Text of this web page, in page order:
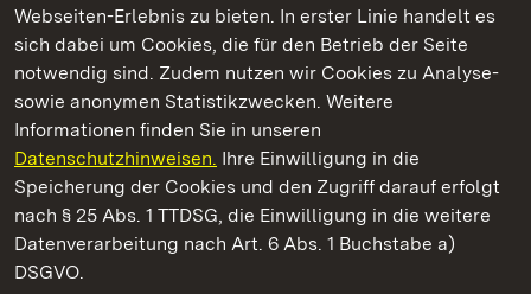
Webseiten-Erlebnis zu bieten. In erster Linie handelt es
sich dabei um Cookies, die für den Betrieb der Seite
notwendig sind. Zudem nutzen wir Cookies zu Analyse-
sowie anonymen Statistikzwecken. Weitere
Informationen finden Sie in unseren
Datenschutzhinweisen. Ihre Einwilligung in die
Speicherung der Cookies und den Zugriff darauf erfolgt
nach § 25 Abs. 1 TTDSG, die Einwilligung in die weitere
Datenverarbeitung nach Art. 6 Abs. 1 Buchstabe a)
DSGVO.
Kommen. Staunen. Genießen.
Staatliche Schlösser und Gärten Baden‑Württemberg
Staatliche Schlösser und Gärten Baden-Württemberg
Kontakt